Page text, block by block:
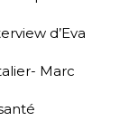
d’Eva
Marc